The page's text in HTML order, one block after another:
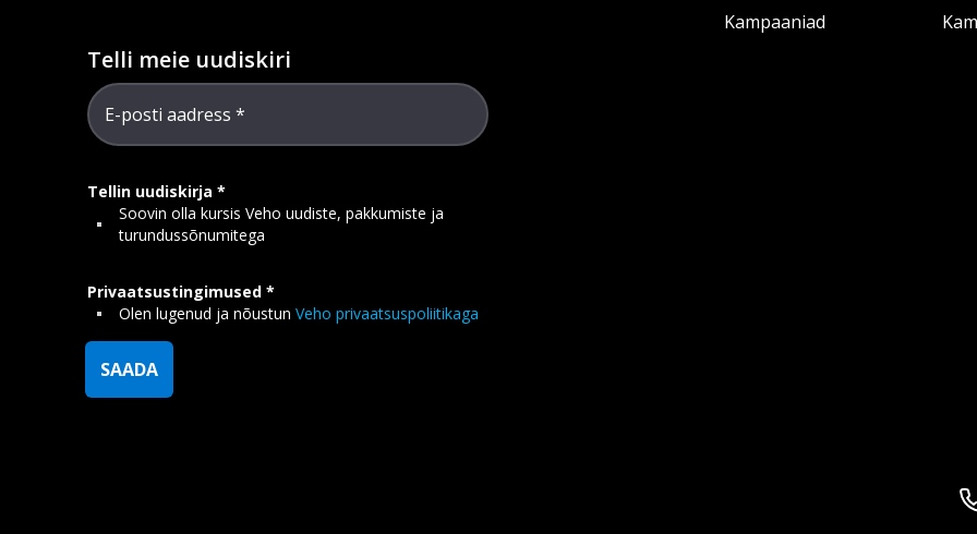
Telli meie uudiskiri
E-posti aadress
Tellin uudiskirja
Soovin olla kursis Veho uudiste, pakkumiste ja
turundussõnumitega
Privaatsustingimused
Olen lugenud ja nõustun Veho privaatsuspoliitikaga
SAADA
Kampaaniad